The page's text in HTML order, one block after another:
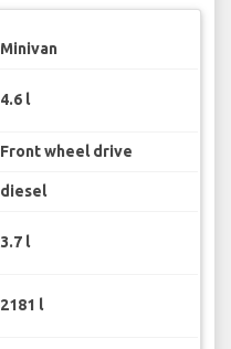
Minivan
4.6 l
Front wheel drive
diesel
3.7 l
2181 l